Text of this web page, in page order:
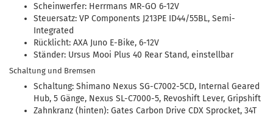
Scheinwerfer: Herrmans MR-GO 6-12V
Steuersatz: VP Components J213PE ID44/55BL, Semi-
Integrated
Rücklicht: AXA Juno E-Bike, 6-12V
Ständer: Ursus Mooi Plus 40 Rear Stand, einstellbar
Schaltung und Bremsen
Schaltung: Shimano Nexus SG-C7002-5CD, Internal Geared
Hub, 5 Gänge, Nexus SL-C7000-5, Revoshift Lever, Gripshift
Zahnkranz (hinten): Gates Carbon Drive CDX Sprocket, 34T